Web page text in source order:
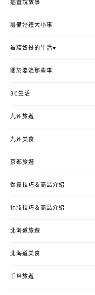
插畫說故事
籌備婚禮大小事
被貓奴役的生活♥
關於婆媳那些事
3C生活
九州旅遊
九州美食
京都旅遊
保養技巧＆商品介紹
化妝技巧＆商品介紹
北海道旅遊
北海道美食
千葉旅遊